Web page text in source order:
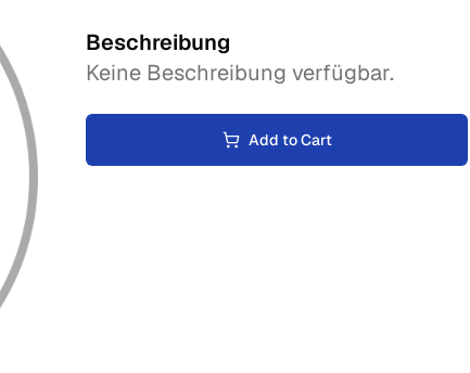
Beschreibung
Keine Beschreibung verfügbar.
Add to Cart